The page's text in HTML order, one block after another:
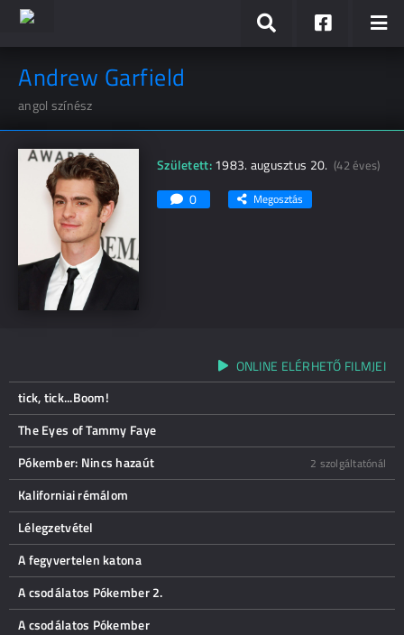
Andrew Garfield
angol színész
Született:1983. augusztus 20. (42 éves)
0 Megosztás
ONLINE ELÉRHETŐ FILMJEI
tick, tick...Boom!
The Eyes of Tammy Faye
Pókember: Nincs hazaút
2 szolgáltatónál
Kaliforniai rémálom
Lélegzetvétel
A fegyvertelen katona
A csodálatos Pókember 2.
A csodálatos Pókember